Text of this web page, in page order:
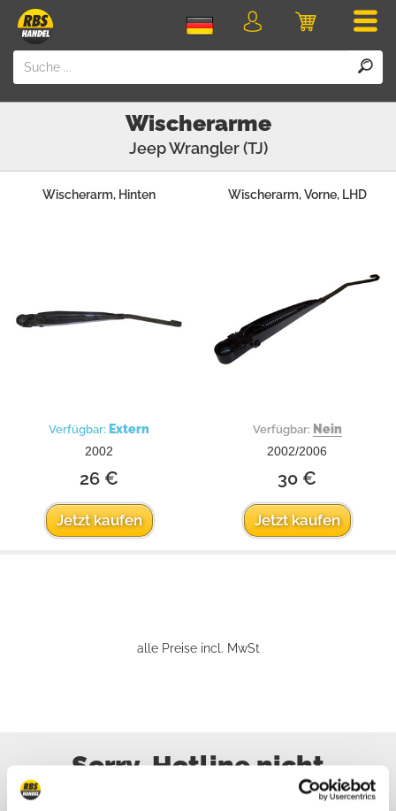
Login
Wischerarme
JeepWrangler (TJ)
Wischerarm, Hinten
Verfügbar: Extern
2002
26 €
Jetzt kaufen
Wischerarm, Vorne, LHD
Verfügbar: Nein
2002/2006
30 €
Jetzt kaufen
alle Preise incl. MwSt
Sorry, Hotline nicht
erreichbar, schreiben Sie